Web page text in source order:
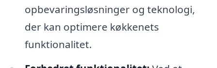
opbevaringsløsninger og teknologi,
der kan optimere køkkenets
funktionalitet.